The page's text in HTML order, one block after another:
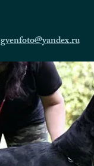
gvenfoto@yandex.ru